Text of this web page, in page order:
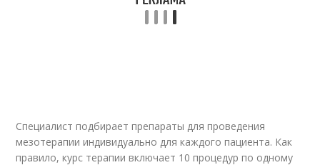
Специалист подбирает препараты для проведения
мезотерапии индивидуально для каждого пациента. Как
правило, курс терапии включает 10 процедур по одному